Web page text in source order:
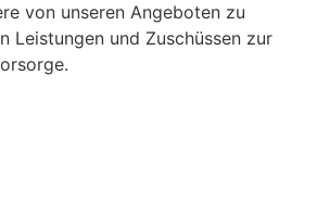
von unseren Angeboten zu
Leistungen und Zuschüssen zur